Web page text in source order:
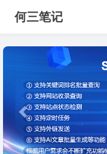
何三笔记
Previous